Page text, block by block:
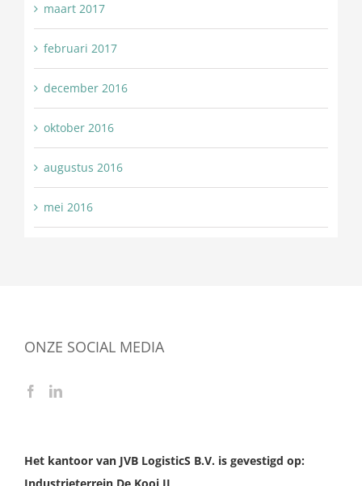
maart 2017
februari 2017
december 2016
oktober 2016
augustus 2016
mei 2016
ONZE SOCIAL MEDIA
Het kantoor van JVB LogisticS B.V. is gevestigd op:
Industrieterrein De Kooi II